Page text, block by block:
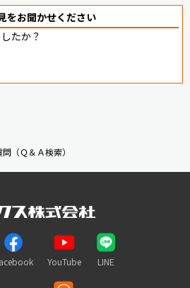
をお聞かせください
たか？
（Ｑ＆Ａ検索）
YouTube LINE